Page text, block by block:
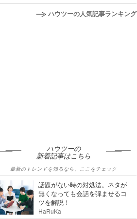
ハウツーの人気記事ランキング
ハウツーの
新着記事はこちら
最新のトレンドを知るなら、ここをチェック
話題がない時の対処法。ネタが
無くなっても会話を弾ませるコ
ツを解説！
HaRuKa